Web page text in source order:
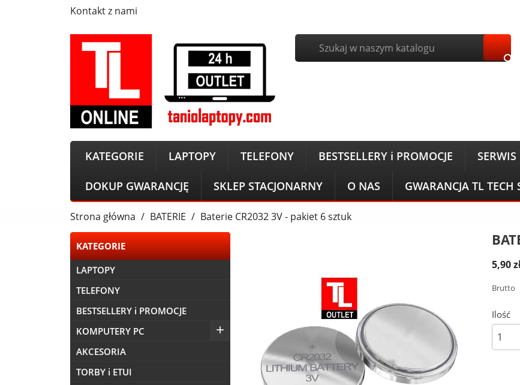
Kontakt z nami

KATEGORIE LAPTOPY TELEFONY BESTSELLERY i PROMOCJE SERWIS
DOKUP GWARANCJĘ SKLEP STACJONARNY O NAS GWARANCJA TL TECH
Strona główna BATERIE Baterie CR2032 3V - pakiet 6 sztuk
KATEGORIE
LAPTOPY
TELEFONY
BESTSELLERY i PROMOCJE
KOMPUTERY PC

AKCESORIA
TORBY i ETUI
5,90
Brutto
Ilość